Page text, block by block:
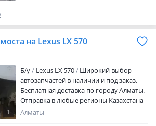
кредит и рассрочка. Наличие,
совместимость и актуальную стоимость
профессиональная установка
автозапчастей, диагностика, ремонт и
техническое обслуживание
автомобилей. При установке запчастей
в нашем автосервисе предоставляется
на Lexus LX 570
1
Б/y Lexus LX 570
Широкий выбор
автозапчастей в наличии и под заказ.
Бесплатная доставка по городу Алматы.
Отправка в любые регионы Казахстана
и СНГ любым удобным способом:
Алматы